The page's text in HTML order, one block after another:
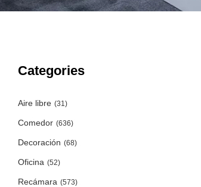
Categories
Aire libre (31)
Comedor (636)
Decoración (68)
Oficina (52)
Recámara (573)